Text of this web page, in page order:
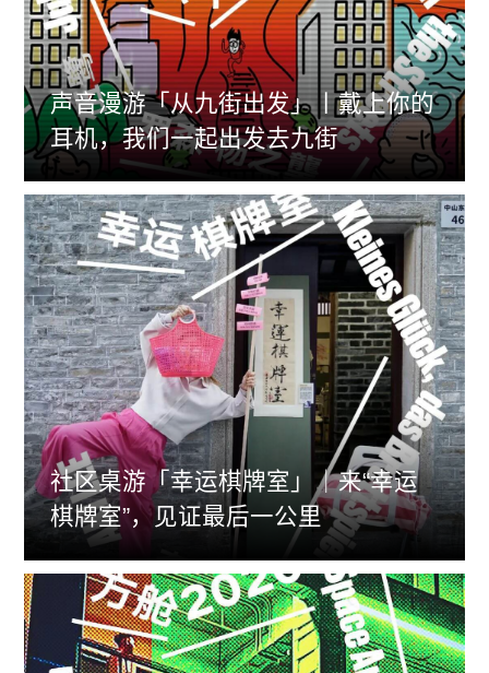
声音漫游「从九街出发」丨戴上你的
耳机，我们一起出发去九街
社区桌游「幸运棋牌室」｜来“幸运
棋牌室”，见证最后一公里